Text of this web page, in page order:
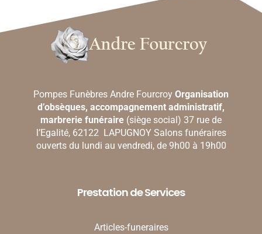
Pompes Funèbres Andre Fourcroy Organisation
d’obsèques, accompagnement administratif,
marbrerie funéraire (siège social) 37 rue de
l’Egalité, 62122 LAPUGNOY Salons funéraires
ouverts du lundi au vendredi, de 9h00 à 19h00
Prestation de Services
Articles-funeraires